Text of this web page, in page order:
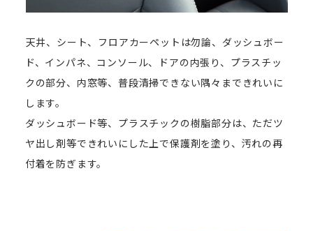
天井、シート、フロアカーペットは勿論、ダッシュボー
ド、インパネ、コンソール、ドアの内張り、プラスチッ
クの部分、内窓等、普段清掃できない隅々まできれいに
します。
ダッシュボード等、プラスチックの樹脂部分は、ただツ
ヤ出し剤等できれいにした上で保護剤を塗り、汚れの再
付着を防ぎます。